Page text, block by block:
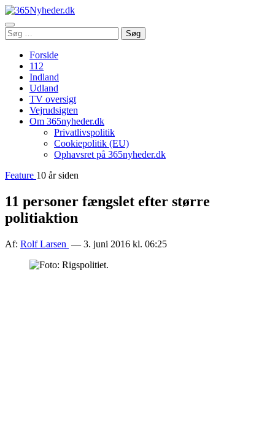
Åbn
menu
Søg
efter:
Søg
Forside
112
Indland
Udland
TV oversigt
Vejrudsigten
Om 365nyheder.dk
Privatlivspolitik
Cookiepolitik (EU)
Ophavsret på 365nyheder.dk
Feature 10 år siden
11 personer fængslet efter større
politiaktion
Af: Rolf Larsen — 3. juni 2016 kl. 06:25